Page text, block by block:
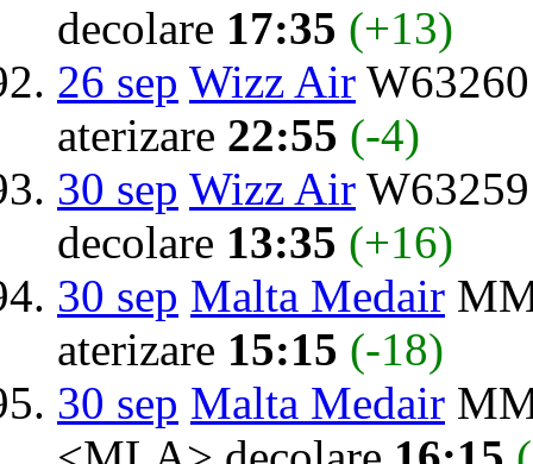
decolare 17:35 (+13)
26 sep Wizz Air
aterizare 22:55 (-4)
30 sep Wizz Air
decolare 13:35 (+16)
30 sep Malta Medair
aterizare 15:15 (-18)
30 sep Malta Medair